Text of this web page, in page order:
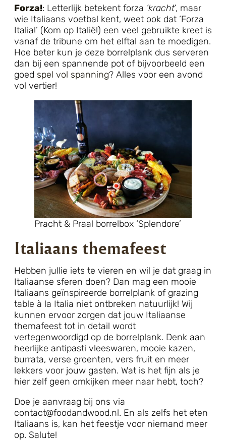
Forza!: Letterlijk betekent forza ‘kracht’, maar
wie Italiaans voetbal kent, weet ook dat ‘Forza
Italia!’ (Kom op Italië!) een veel gebruikte kreet is
vanaf de tribune om het elftal aan te moedigen.
Hoe beter kun je deze borrelplank dus serveren
dan bij een spannende pot of bijvoorbeeld een
goed spel vol spanning? Alles voor een avond
vol vertier!
Pracht & Praal borrelbox ‘Splendore’
Italiaans themafeest
Hebben jullie iets te vieren en wil je dat graag in
Italiaanse sferen doen? Dan mag een mooie
Italiaans geïnspireerde borrelplank of grazing
table à la Italia niet ontbreken natuurlijk! Wij
kunnen ervoor zorgen dat jouw Italiaanse
themafeest tot in detail wordt
vertegenwoordigd op de borrelplank. Denk aan
heerlijke antipasti vleeswaren, mooie kazen,
burrata, verse groenten, vers fruit en meer
lekkers voor jouw gasten. Wat is het fijn als je
hier zelf geen omkijken meer naar hebt, toch?
Doe je aanvraag bij ons via
contact@foodandwood.nl. En als zelfs het eten
Italiaans is, kan het feestje voor niemand meer
op. Salute!